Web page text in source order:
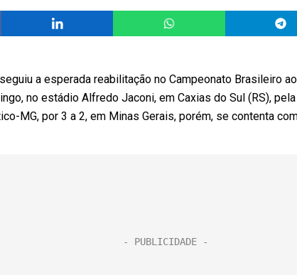
a esperada reabilitação no Campeonato Brasileiro
no estádio Alfredo Jaconi, em Caxias do Sul (RS),
MG, por 3 a 2, em Minas Gerais, porém, se contenta